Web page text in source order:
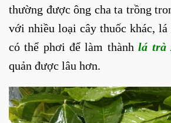
thường được ông cha ta trồng
với nhiều loại cây thuốc khác,
có thể phơi để làm thànhlá trà
quản được lâu hơn.